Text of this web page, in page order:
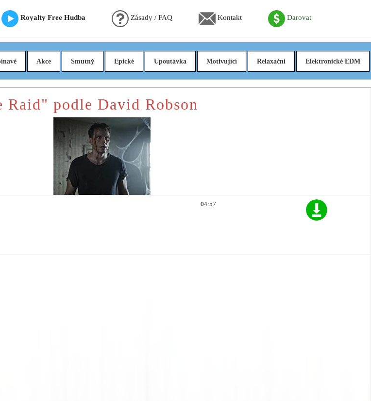
Royalty Free Hudba Zásady / FAQ Kontakt Darovat
Akce Smutný Epické Upoutávka Motivující Relaxační Elektronické EDM
Raid" podle David Robson
04:57